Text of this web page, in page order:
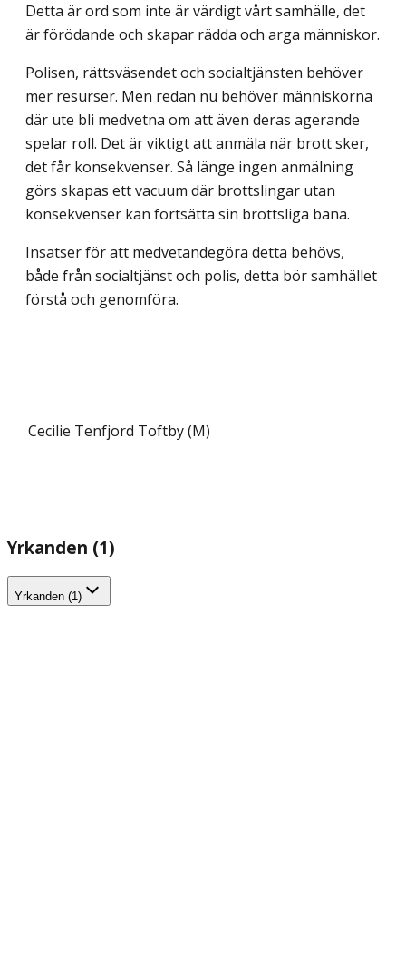
Detta är ord som inte är värdigt vårt samhälle, det
är förödande och skapar rädda och arga människor.
Polisen, rättsväsendet och socialtjänsten behöver
mer resurser. Men redan nu behöver människorna
där ute bli medvetna om att även deras agerande
spelar roll. Det är viktigt att anmäla när brott sker,
det får konsekvenser. Så länge ingen anmälning
görs skapas ett vacuum där brottslingar utan
konsekvenser kan fortsätta sin brottsliga bana.
Insatser för att medvetandegöra detta behövs,
både från socialtjänst och polis, detta bör samhället
förstå och genomföra.
Cecilie Tenfjord Toftby (M)
Yrkanden (1)
Yrkanden (1)